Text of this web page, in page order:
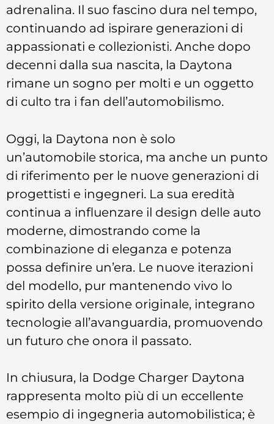
adrenalina. Il suo fascino dura nel tempo,
continuando ad ispirare generazioni di
appassionati e collezionisti. Anche dopo
decenni dalla sua nascita, la Daytona
rimane un sogno per molti e un oggetto
di culto tra i fan dell’automobilismo.
Oggi, la Daytona non è solo
un’automobile storica, ma anche un punto
di riferimento per le nuove generazioni di
progettisti e ingegneri. La sua eredità
continua a influenzare il design delle auto
moderne, dimostrando come la
combinazione di eleganza e potenza
possa definire un’era. Le nuove iterazioni
del modello, pur mantenendo vivo lo
spirito della versione originale, integrano
tecnologie all’avanguardia, promuovendo
un futuro che onora il passato.
In chiusura, la Dodge Charger Daytona
rappresenta molto più di un eccellente
esempio di ingegneria automobilistica; è